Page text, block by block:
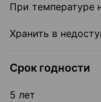
При температуре
Хранить в
Срок годности
5 лет